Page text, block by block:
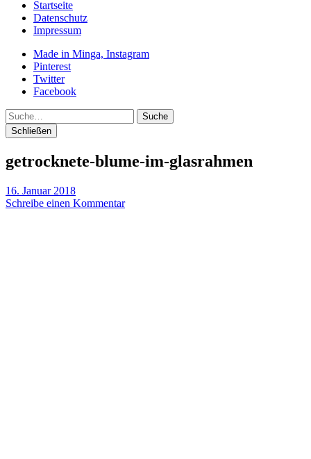
Startseite
Datenschutz
Impressum
Made in Minga, Instagram
Pinterest
Twitter
Facebook
Suche
Schließen
getrocknete-blume-im-glasrahmen
16. Januar 2018
Schreibe einen Kommentar